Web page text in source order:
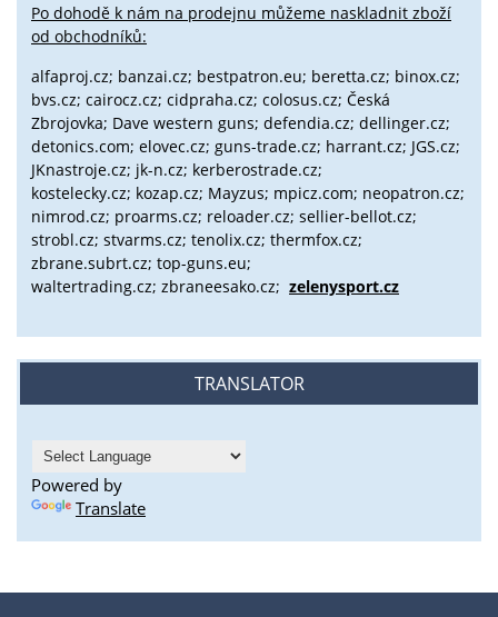
Po dohodě k nám na prodejnu můžeme naskladnit zboží
od obchodníků:
alfaproj.cz; banzai.cz; bestpatron.eu; beretta.cz; binox.cz;
bvs.cz; cairocz.cz; cidpraha.cz; colosus.cz; Česká
Zbrojovka; Dave western guns; defendia.cz; dellinger.cz;
detonics.com; elovec.cz; guns-trade.cz; harrant.cz; JGS.cz;
JKnastroje.cz; jk-n.cz; kerberostrade.cz;
kostelecky.cz; kozap.cz; Mayzus; mpicz.com; neopatron.cz;
nimrod.cz; proarms.cz; reloader.cz; sellier-bellot.cz;
strobl.cz; stvarms.cz; tenolix.cz; thermfox.cz;
zbrane.subrt.cz; top-guns.eu;
waltertrading.cz; zbraneesako.cz; zelenysport.cz
TRANSLATOR
Powered by
Translate